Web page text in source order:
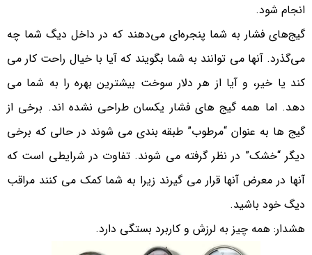
انجام شود.
گیج‌های فشار به شما پنجره‌ای می‌دهند که در داخل دیگ شما چه
می‌گذرد. آنها می توانند به شما بگویند که آیا با خیال راحت کار می
کند یا خیر، و آیا از هر دلار سوخت بیشترین بهره را به شما می
دهد. اما همه گیج های فشار یکسان طراحی نشده اند. برخی از
گیج ها به عنوان “مرطوب” طبقه بندی می شوند در حالی که برخی
دیگر “خشک” در نظر گرفته می شوند. تفاوت در شرایطی است که
آنها در معرض آنها قرار می گیرند زیرا به شما کمک می کنند مراقب
دیگ خود باشید.
هشدار: همه چیز به لرزش و کاربرد بستگی دارد.